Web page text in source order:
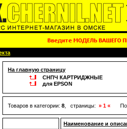
На главную страницу
СНПЧ КАРТРИДЖНЫЕ
для EPSON
Товаров в категории: 8 , страницы: » 1 «
Наименование и